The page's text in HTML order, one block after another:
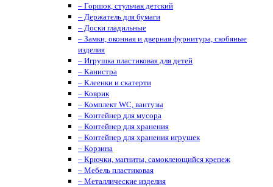
– Горшок, стульчак детский
– Держатель для бумаги
– Доски гладильные
– Замки, оконная и дверная фурнитура, скобяные
изделия
– Игрушка пластиковая для детей
– Канистра
– Клеенки и скатерти
– Коврик
– Комплект WC, вантузы
– Контейнер для мусора
– Контейнер для хранения
– Контейнер для хранения игрушек
– Корзина
– Крючки, магниты, cамоклеющийся крепеж
– Мебель пластиковая
– Металлические изделия